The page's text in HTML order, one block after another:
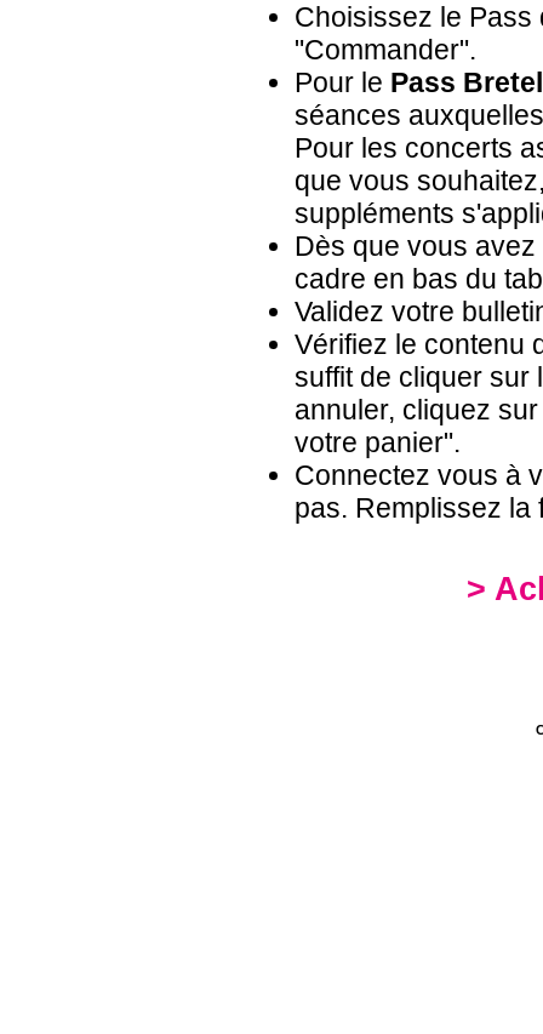
Choisissez le Pass
"Commander".
Pour le Pass
séances
Pour les concerts
que vous
suppléments
Dès que vous
cadre en bas du
Validez votre
Vérifiez le contenu
suffit de cliquer sur
annuler, cliquez
votre panier".
Connectez vous à
pas. Remplissez la
>